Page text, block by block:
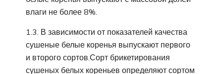
влаги не более 8%.
1.3. В зависимости от показателей качества
сушеные белые коренья выпускают первого
и второго сортов.Сорт брикетирования
сушеных белых кореньев определяют сортом